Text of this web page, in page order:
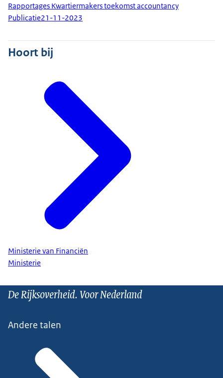
Rapportages Kwartiermakers toekomst accountancy
Publicatie21-11-2023
Hoort bij
Ministerie van Financiën
Ministerie
De Rijksoverheid. Voor Nederland
Andere talen